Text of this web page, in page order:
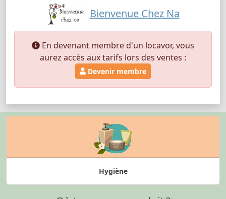
Bienvenue Chez Na
En devenant membre d'un locavor, vous
aurez accès aux tarifs lors des ventes :
Devenir membre
Hygiène